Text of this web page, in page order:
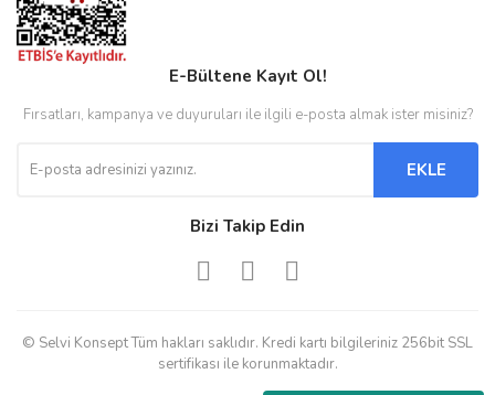
E-Bültene Kayıt Ol!
Fırsatları, kampanya ve duyuruları ile ilgili e-posta almak ister misiniz?
EKLE
Bizi Takip Edin
© Selvi Konsept Tüm hakları saklıdır. Kredi kartı bilgileriniz 256bit SSL
sertifikası ile korunmaktadır.